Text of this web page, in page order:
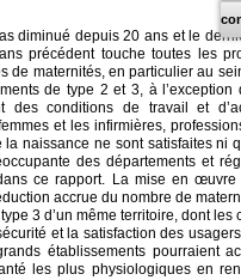
diminué depuis 20 ans et le
précédent touche toutes les
de maternités, en particulier au
de type 2 et 3, à
des conditions de travail et
et les infirmières,
naissance ne sont satisfaites ni
des départements et
ce rapport. La mise en
accrue du nombre de
3 d’un même territoire, dont
et la satisfaction des
établissements pourraient
les plus physiologiques en